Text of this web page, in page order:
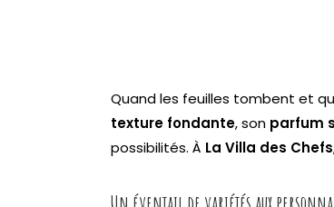
Quand les feuilles tombent et
texture fondante, son parfum
possibilités. À La Villa des Chefs